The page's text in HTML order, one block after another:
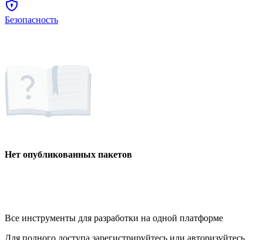
Безопасность
Нет опубликованных пакетов
Все инструменты для разработки на одной платформе
Для полного доступа зарегистрируйтесь или авторизуйтесь